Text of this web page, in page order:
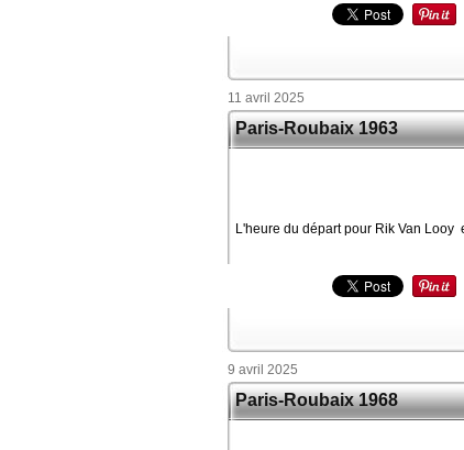
11 avril 2025
Paris-Roubaix 1963
L'heure du départ pour Rik Van
9 avril 2025
Paris-Roubaix 1968